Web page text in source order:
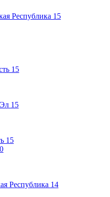
Республика 15
15
15
15
Республика 14